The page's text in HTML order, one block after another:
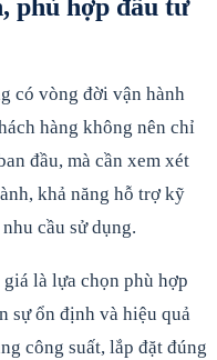
phù hợp đầu tư
có vòng đời vận hành
hàng không nên chỉ
đầu, mà cần xem xét
khả năng hỗ trợ kỹ
cầu sử dụng.
là lựa chọn phù hợp
sự ổn định và hiệu quả
công suất, lắp đặt đúng